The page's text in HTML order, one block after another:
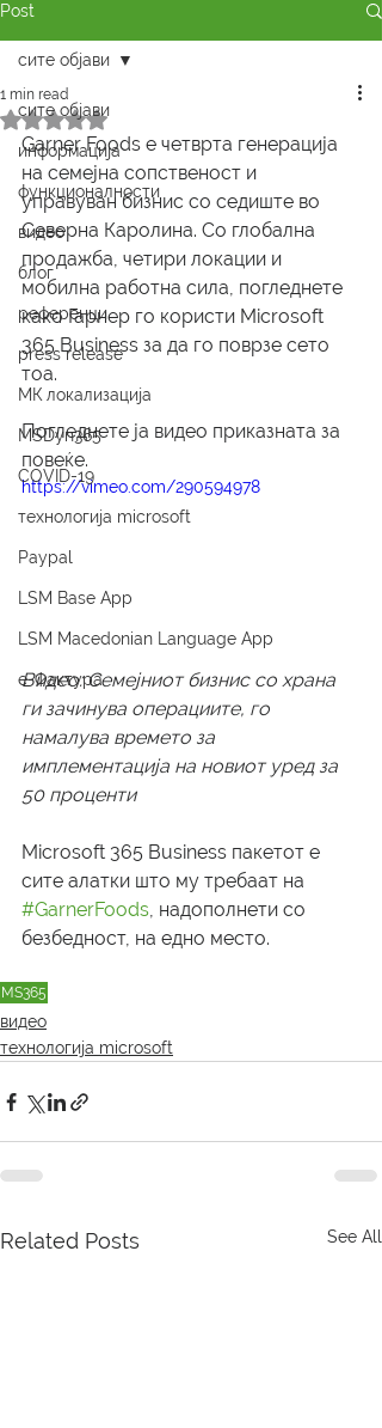
Post
сите објави
информација
функционалности
видео
блог
референци
press release
МК локализација
MSDyn365
COVID-19
технологија microsoft
Paypal
LSM Base App
LSM Macedonian Language App
е-Фактура
сите објави
1 min read
Rated NaN out of 5 stars.
Garner Foods е четврта генерација
на семејна сопственост и
управуван бизнис со седиште во
Северна Каролина. Со глобална
продажба, четири локации и
мобилна работна сила, погледнете
како Гарнер го користи Microsoft
365 Business за да го поврзе сето
тоа.
Погледнете ја видео приказната за
повеќе.
https://vimeo.com/290594978
Видео: Семејниот бизнис со храна
ги зачинува операциите, го
намалува времето за
имплементација на новиот уред за
50 проценти
Microsoft 365 Business пакетот е
сите алатки што му требаат на
#GarnerFoods, надополнети со
безбедност, на едно место.
MS365
видео
технологија microsoft
Related Posts See All